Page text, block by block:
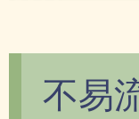
不易